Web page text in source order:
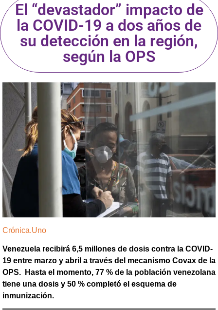
El “devastador” impacto de
la COVID-19 a dos años de
su detección en la región,
según la OPS
Crónica.Uno
Venezuela recibirá 6,5 millones de dosis contra la COVID-
19 entre marzo y abril a través del mecanismo Covax de la
OPS. Hasta el momento, 77 % de la población venezolana
tiene una dosis y 50 % completó el esquema de
inmunización.